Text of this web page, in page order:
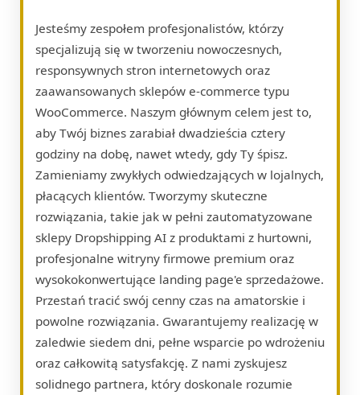
Jesteśmy zespołem profesjonalistów, którzy
specjalizują się w tworzeniu nowoczesnych,
responsywnych stron internetowych oraz
zaawansowanych sklepów e-commerce typu
WooCommerce. Naszym głównym celem jest to,
aby Twój biznes zarabiał dwadzieścia cztery
godziny na dobę, nawet wtedy, gdy Ty śpisz.
Zamieniamy zwykłych odwiedzających w lojalnych,
płacących klientów. Tworzymy skuteczne
rozwiązania, takie jak w pełni zautomatyzowane
sklepy Dropshipping AI z produktami z hurtowni,
profesjonalne witryny firmowe premium oraz
wysokokonwertujące landing page'e sprzedażowe.
Przestań tracić swój cenny czas na amatorskie i
powolne rozwiązania. Gwarantujemy realizację w
zaledwie siedem dni, pełne wsparcie po wdrożeniu
oraz całkowitą satysfakcję. Z nami zyskujesz
solidnego partnera, który doskonale rozumie